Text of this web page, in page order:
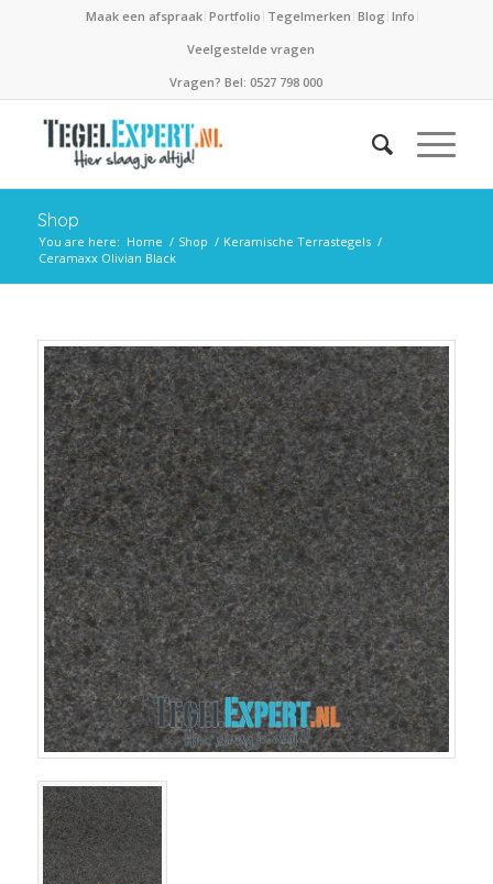
Maak een afspraak Portfolio Tegelmerken Blog Info
Veelgestelde vragen
Vragen? Bel: 0527 798 000
Shop
You are here: Home / Shop / Keramische Terrastegels /
Ceramaxx Olivian Black